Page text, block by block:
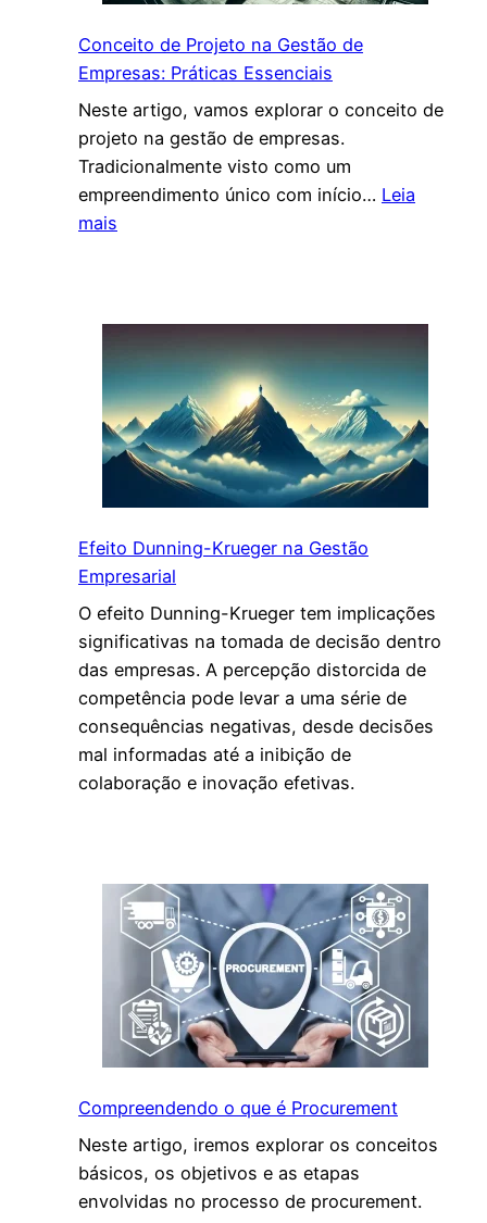
Conceito de Projeto na Gestão de
Empresas: Práticas Essenciais
Neste artigo, vamos explorar o conceito de
projeto na gestão de empresas.
Tradicionalmente visto como um
empreendimento único com início… Leia
mais
i
t
o
e
r
o
j
e
t
o
n
a
G
ã
o
E
m
p
e
s
a
s
Efeito Dunning-Krueger na Gestão
Empresarial
O efeito Dunning-Krueger tem implicações
significativas na tomada de decisão dentro
das empresas. A percepção distorcida de
competência pode levar a uma série de
consequências negativas, desde decisões
mal informadas até a inibição de
colaboração e inovação efetivas.
Compreendendo o que é Procurement
Neste artigo, iremos explorar os conceitos
básicos, os objetivos e as etapas
envolvidas no processo de procurement.